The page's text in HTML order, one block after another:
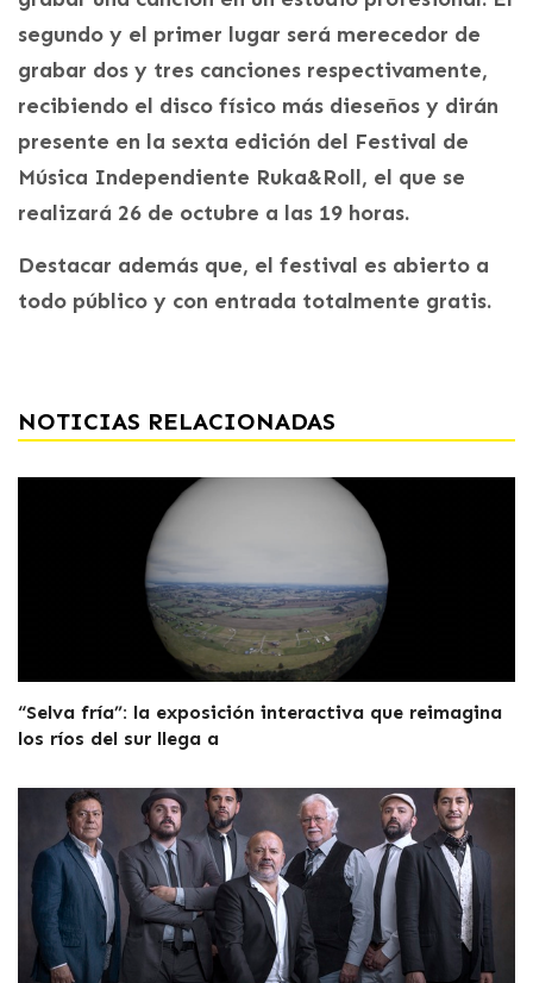
segundo y el primer lugar será merecedor de
grabar dos y tres canciones respectivamente,
recibiendo el disco físico más dieseños y dirán
presente en la sexta edición del Festival de
Música Independiente Ruka&Roll, el que se
realizará 26 de octubre a las 19 horas.
Destacar además que, el festival es abierto a
todo público y con entrada totalmente gratis.
NOTICIAS RELACIONADAS
“Selva fría”: la exposición interactiva que reimagina
los ríos del sur llega a